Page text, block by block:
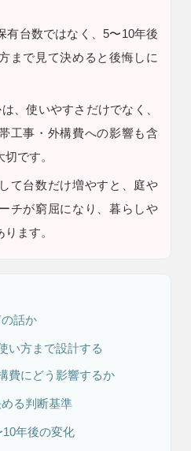
有台数ではなく、5〜10年後
まで見て決めると後悔しに
、使いやすさだけでなく、
工事・外構費への影響も含
です。
て台数だけ増やすと、庭や
チが窮屈になり、暮らしや
ます。
話か
い方まで設計する
費にどう影響するか
る判断基準
年後の変化
安心保証制度
ベーション